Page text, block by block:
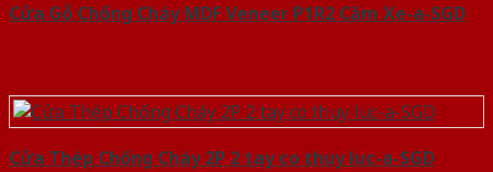
Cửa Gỗ Chống Cháy MDF Veneer P1R2 Căm Xe-a-SGD
Cửa Thép Chống Cháy 2P 2 tay co thuy luc-a-SGD